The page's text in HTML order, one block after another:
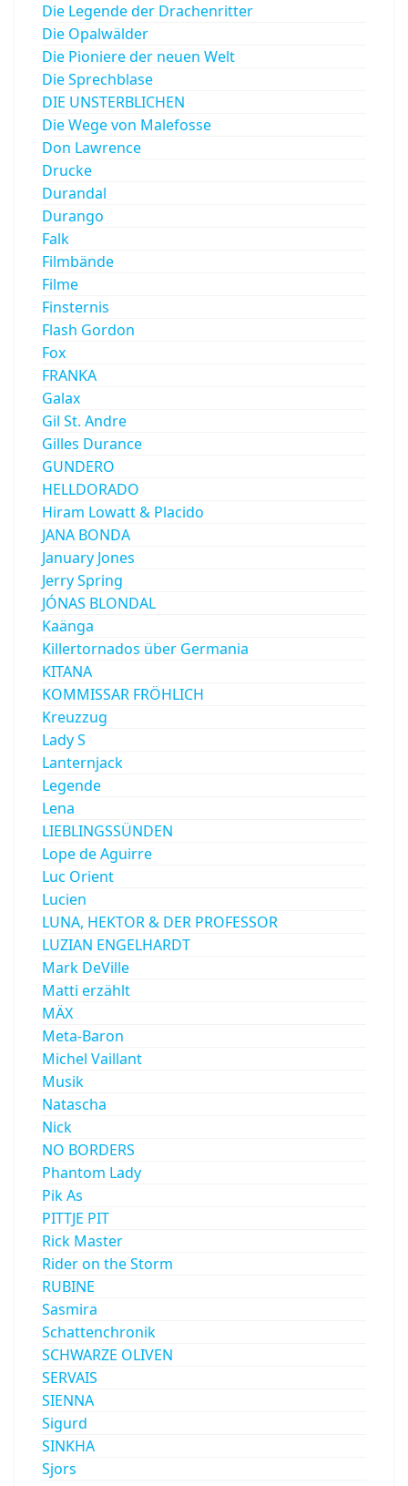
Die Legende der Drachenritter
Die Opalwälder
Die Pioniere der neuen Welt
Die Sprechblase
DIE UNSTERBLICHEN
Die Wege von Malefosse
Don Lawrence
Drucke
Durandal
Durango
Falk
Filmbände
Filme
Finsternis
Flash Gordon
Fox
FRANKA
Galax
Gil St. Andre
Gilles Durance
GUNDERO
HELLDORADO
Hiram Lowatt & Placido
JANA BONDA
January Jones
Jerry Spring
JÓNAS BLONDAL
Kaänga
Killertornados über Germania
KITANA
KOMMISSAR FRÖHLICH
Kreuzzug
Lady S
Lanternjack
Legende
Lena
LIEBLINGSSÜNDEN
Lope de Aguirre
Luc Orient
Lucien
LUNA, HEKTOR & DER PROFESSOR
LUZIAN ENGELHARDT
Mark DeVille
Matti erzählt
MÄX
Meta-Baron
Michel Vaillant
Musik
Natascha
Nick
NO BORDERS
Phantom Lady
Pik As
PITTJE PIT
Rick Master
Rider on the Storm
RUBINE
Sasmira
Schattenchronik
SCHWARZE OLIVEN
SERVAIS
SIENNA
Sigurd
SINKHA
Sjors